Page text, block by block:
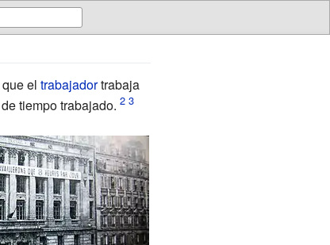
el trabajadortrabaja
tiempo trabajado.